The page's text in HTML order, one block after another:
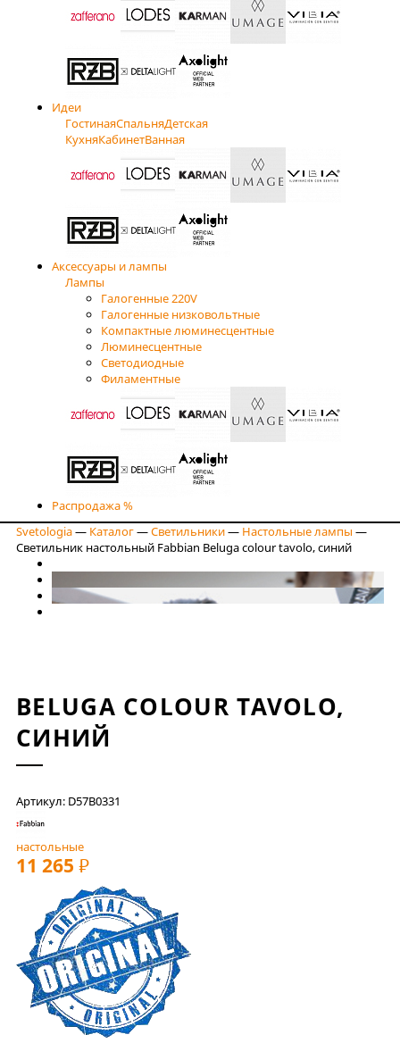
Идеи
ГостинаяСпальняДетская
КухняКабинетВанная
Аксессуары и лампы
Лампы
Галогенные 220V
Галогенные низковольтные
Компактные люминесцентные
Люминесцентные
Светодиодные
Филаментные
Распродажа %
Svetologia— Каталог—Светильники— Настольные лампы —
Светильник настольный Fabbian Beluga colour tavolo, синий
BELUGA COLOUR TAVOLO,
СИНИЙ
Артикул: D57B0331
настольные
11 265 РУБ